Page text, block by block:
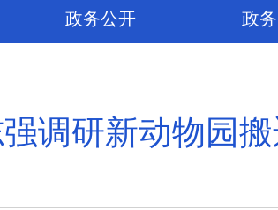
政务公开 政
调研新动物园